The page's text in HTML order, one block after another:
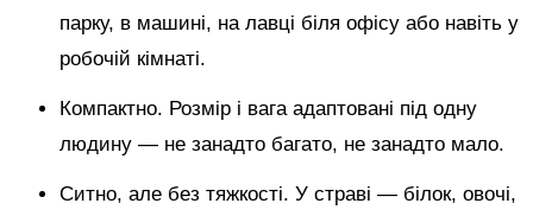
парку, в машині, на лавці біля офісу або навіть у
робочій кімнаті.
Компактно. Розмір і вага адаптовані під одну
людину — не занадто багато, не занадто мало.
Ситно, але без тяжкості. У страві — білок, овочі,